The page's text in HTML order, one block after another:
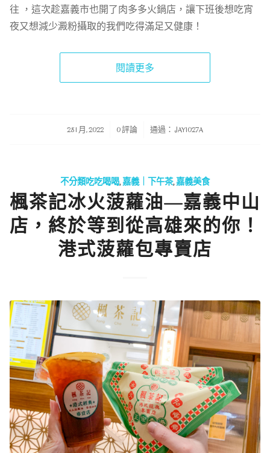
往 ，這次趁嘉義市也開了肉多多火鍋店，讓下班後想吃宵
夜又想減少澱粉攝取的我們吃得滿足又健康！
閱讀更多
28 1 月, 2022
/ 0 評論 通過： JAY1027A
不分類吃吃喝喝,嘉義｜下午茶,嘉義美食
楓茶記冰火菠蘿油—嘉義中山
店，終於等到從高雄來的你！
港式菠蘿包專賣店